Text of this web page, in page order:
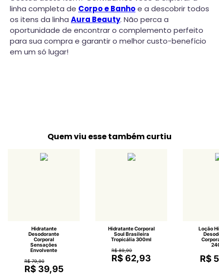
linha completa de Corpo e Banhoe a descobrir todos
os itens da linha Aura Beauty. Não perca a
oportunidade de encontrar o complemento perfeito
para sua compra e garantir o melhor custo-benefício
em um só lugar!
Quem viu esse também curtiu
Hidratante
Desodorante
Corporal
Sensações
Envolvente
R$ 79,90
R$ 39,95
Hidratante Corporal
Soul Brasileira
Tropicália 300ml
R$ 89,90
R$ 62,93
Loção
R$